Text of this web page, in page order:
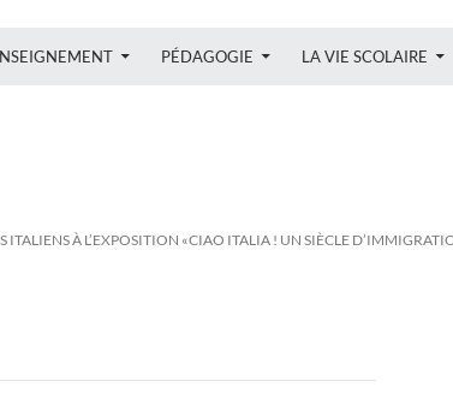
PÉDAGOGIE LA VIE SCOLAIRE
ITALIENS À L’EXPOSITION «CIAO ITALIA ! UN SIÈCLE